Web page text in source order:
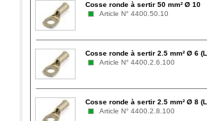
Cosse ronde à sertir 50 mm² Ø 10
Article N° 4400.50.10
Cosse ronde à sertir 2.5 mm² Ø 6
Article N° 4400.2.6.100
Cosse ronde à sertir 2.5 mm² Ø 8
Article N° 4400.2.8.100